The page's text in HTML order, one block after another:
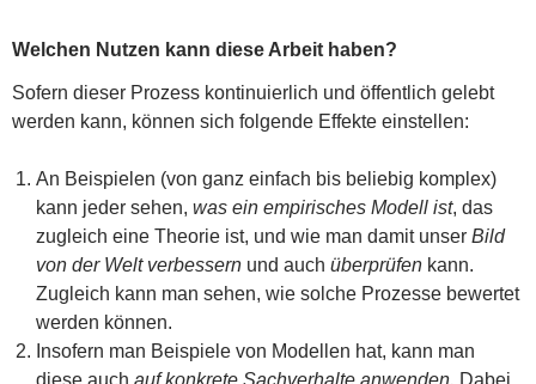
Welchen Nutzen kann diese Arbeit haben?
Sofern dieser Prozess kontinuierlich und öffentlich gelebt
werden kann, können sich folgende Effekte einstellen:
An Beispielen (von ganz einfach bis beliebig komplex)
kann jeder sehen, was ein empirisches Modell ist, das
zugleich eine Theorie ist, und wie man damit unser Bild
von der Welt verbessern und auch überprüfen kann.
Zugleich kann man sehen, wie solche Prozesse bewertet
werden können.
Insofern man Beispiele von Modellen hat, kann man
diese auch auf konkrete Sachverhalte anwenden. Dabei